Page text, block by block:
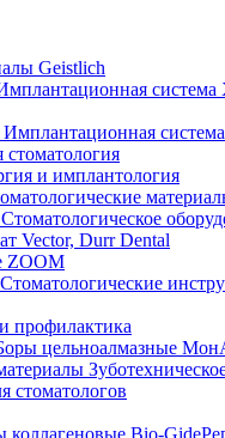
Geistlich
Имплантационная
и имплантология
Стоматологическое
Vector, Durr Dental
ZOOM
Стоматологические
профилактика
цельноалмазные
стоматологов